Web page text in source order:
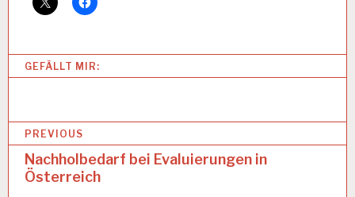
B
S
A
Y
S
E
A
GEFÄLLT MIR:
BPREVIOUS
Nachholbedarf bei Evaluierungen in
Österreich